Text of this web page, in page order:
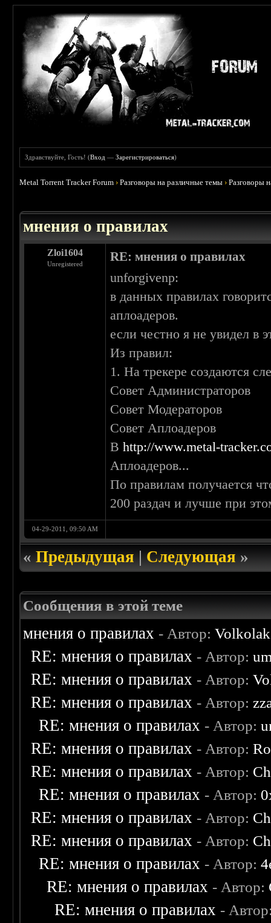
Здравствуйте, Гость! (Вход —Зарегистрироваться)
Metal Torrent Tracker Forum ›Разговоры на различные темы ›Разговоры
мнения о правилах
Zloi1604
Unregistered
RE: мнения о правилах
unforgivenp:
в данных правилах
аплоадеров.
если честно я не увидел в
Из правил:
1. На трекере создаются
Совет Администраторов
Совет Модераторов
Совет Аплоадеров
Вhttp://www.metal-
Аплоадеров...
По правилам получается
200 раздач и лучше при
04-29-2011, 09:50 AM
«Предыдущая|Следующая»
Сообщения в этой теме
мнения о правилах - Автор:Volkolak
RE: мнения о правилах - Автор:
RE: мнения о правилах - Автор:
RE: мнения о правилах - Автор:
RE: мнения о правилах - Автор:
RE: мнения о правилах - Автор:
RE: мнения о правилах - Автор:
RE: мнения о правилах - Автор:
RE: мнения о правилах - Автор:
RE: мнения о правилах - Автор:
RE: мнения о правилах - Автор:
RE: мнения о правилах - Автор:
RE: мнения о правилах -